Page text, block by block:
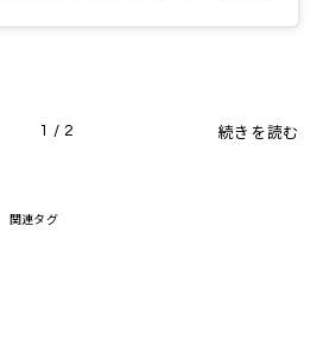
1 / 2 続きを読む
関連タグ